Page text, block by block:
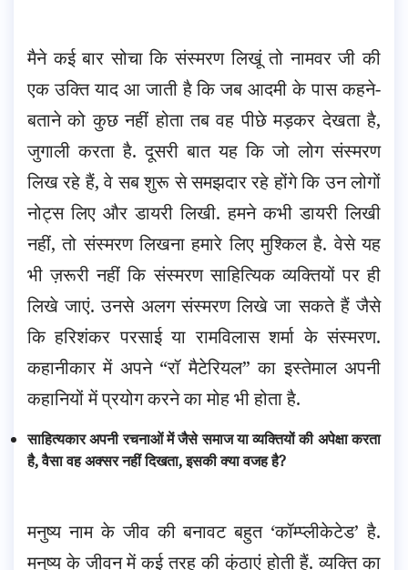
मैने कई बार सोचा कि संस्मरण लिखूं तो नामवर जी की
एक उक्ति याद आ जाती है कि जब आदमी के पास कहने-
बताने को कुछ नहीं होता तब वह पीछे मड़कर देखता है,
जुगाली करता है. दूसरी बात यह कि जो लोग संस्मरण
लिख रहे हैं, वे सब शुरू से समझदार रहे होंगे कि उन लोगों
नोट्स लिए और डायरी लिखी. हमने कभी डायरी लिखी
नहीं, तो संस्मरण लिखना हमारे लिए मुश्किल है. वेसे यह
भी ज़रूरी नहीं कि संस्मरण साहित्यिक व्यक्तियों पर ही
लिखे जाएं. उनसे अलग संस्मरण लिखे जा सकते हैं जैसे
कि हरिशंकर परसाई या रामविलास शर्मा के संस्मरण.
कहानीकार में अपने “रॉ मैटेरियल” का इस्तेमाल अपनी
कहानियों में प्रयोग करने का मोह भी होता है.
साहित्यकार अपनी रचनाओं में जैसे समाज या व्यक्तियों की अपेक्षा करता
है, वैसा वह अक्सर नहीं दिखता, इसकी क्या वजह है?
मनुष्य नाम के जीव की बनावट बहुत ‘कॉम्प्लीकेटेड’ है.
मनुष्य के जीवन में कई तरह की कुंठाएं होती हैं. व्यक्ति का